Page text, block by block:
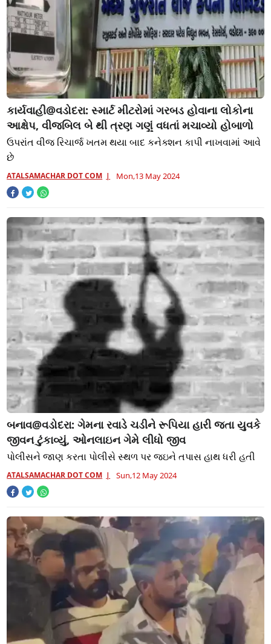
કાર્યવાહી@વડોદરા: સ્માર્ટ મીટરોમાં ગરબડ હોવાના લોકોના
આક્ષેપ, વીજબિલ બે થી ત્રણ ગણું વધતાં મચાવ્યો હોબાળો
ઉપરાંત વીજ રિચાર્જ ખતમ થયા બાદ કનેક્શન કાપી નાખવામાં આવે
છે
ATALSAMACHAR DOT COM Mon,13 May 2024
બનાવ@વડોદરા: ગેમના રવાડે ચડીને રૂપિયા હારી જતા યુવકે
જીવન ટુંકાવ્યું, ઓનલાઇન ગેમે લીધો જીવ
પોલીસને જાણ કરતા પોલીસે સ્થળ પર જઇને તપાસ હાથ ધરી હતી
ATALSAMACHAR DOT COM Sun,12 May 2024